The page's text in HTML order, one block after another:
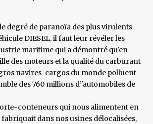
degré de paranoïa des plus virulents
DIESEL, il faut leur révéler les
maritime qui a démontré qu'en
des moteurs et la qualité du carburant
navires-cargos du monde polluent
des 760 millions d’'automobiles de
conteneurs qui nous alimentent en
dans nos usines délocalisées,